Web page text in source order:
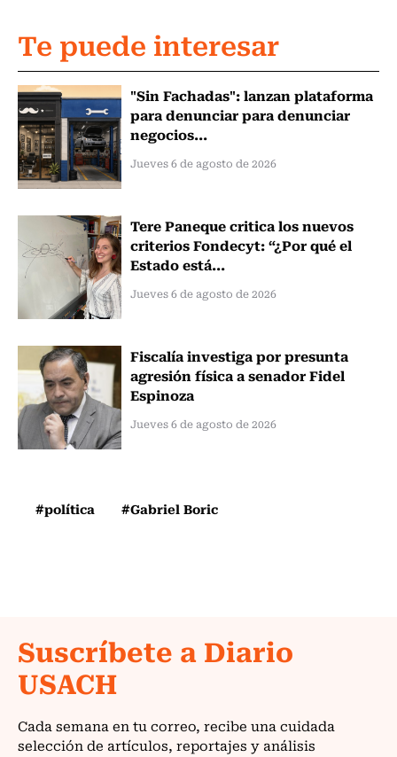
Te puede interesar
"Sin Fachadas": lanzan plataforma
para denunciar para denunciar
negocios...
Jueves 6 de agosto de 2026
Tere Paneque critica los nuevos
criterios Fondecyt: “¿Por qué el
Estado está...
Jueves 6 de agosto de 2026
Fiscalía investiga por presunta
agresión física a senador Fidel
Espinoza
Jueves 6 de agosto de 2026
#política #Gabriel Boric